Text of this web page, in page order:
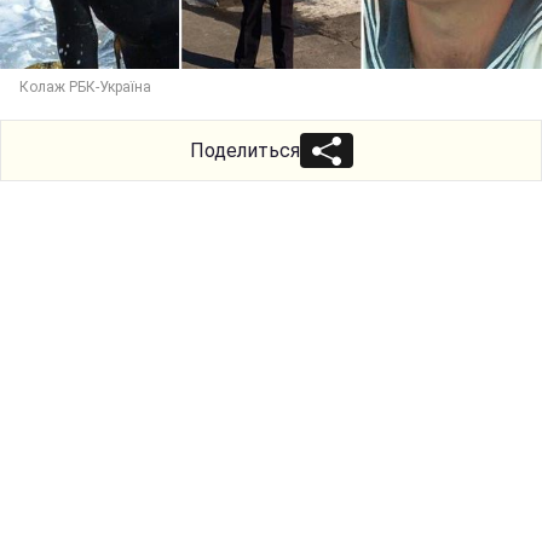
Колаж РБК-Україна
Поделиться